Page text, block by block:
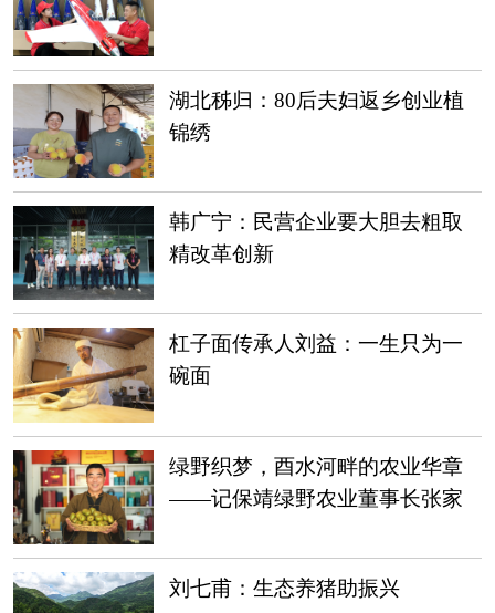
湖北秭归：80后夫妇返乡创业植
锦绣
韩广宁：民营企业要大胆去粗取
精改革创新
杠子面传承人刘益：一生只为一
碗面
绿野织梦，酉水河畔的农业华章
——记保靖绿野农业董事长张家
刘七甫：生态养猪助振兴